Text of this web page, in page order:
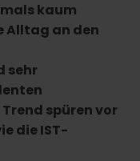
kaum
Alltag an den
sehr
spüren vor
die IST-